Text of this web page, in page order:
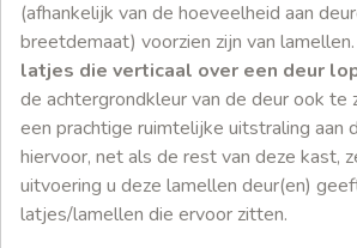
(afhankelijk van de hoeveelheid aan
breetdemaat) voorzien zijn van
latjes die verticaal over een deur
de achtergrondkleur van de deur ook te
een prachtige ruimtelijke uitstraling aan
hiervoor, net als de rest van deze kast,
uitvoering u deze lamellen deur(en)
latjes/lamellen die ervoor zitten.